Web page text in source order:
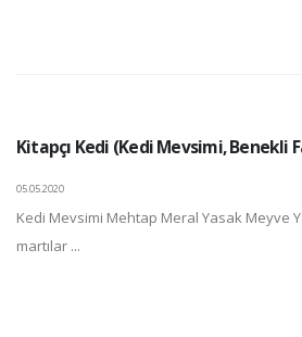
Kitapçı Kedi (Kedi Mevsimi, Benekli
05.05.2020
Kedi Mevsimi Mehtap Meral Yasak Meyve
martılar ...